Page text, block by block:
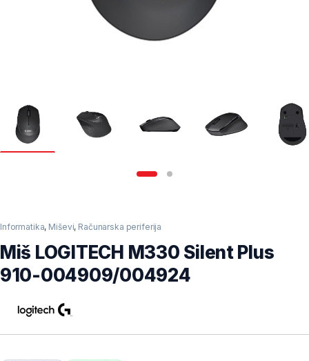
Informatika, Miševi, Računarska periferija
Miš LOGITECH M330 Silent Plus
910-004909/004924